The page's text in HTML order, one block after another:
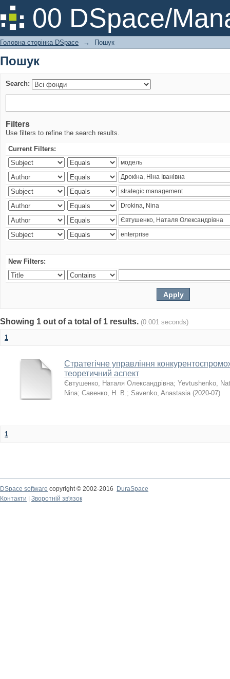
00 DSpace/
Пошук
Головна сторінка DSpace → Пошук
Пошук
Search:
Filters
Use filters to refine the search results.
Current Filters:
New Filters:
Showing 1 out of a total of 1 results. (0.001 seconds)
1
Стратегічне управління
теоретичний аспект
Євтушенко, Наталя Олександрівна; Yevtushenko,
Nina; Савенко, Н. В.; Savenko, Anastasia (2020-07)
1
DSpace software copyright © 2002-2016
DuraSpace
Контакти
Зворотній зв'язок